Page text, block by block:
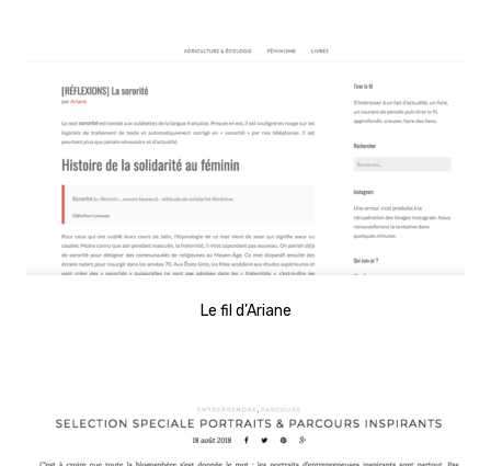
Le fil d’Ariane